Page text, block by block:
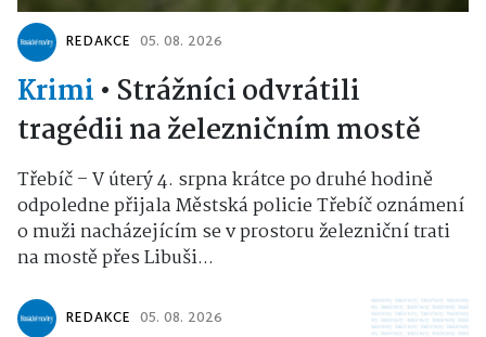
REDAKCE 05. 08. 2026
Krimi • Strážníci odvrátili
tragédii na železničním mostě
Třebíč – V úterý 4. srpna krátce po druhé hodině
odpoledne přijala Městská policie Třebíč oznámení
o muži nacházejícím se v prostoru železniční trati
na mostě přes Libuši...
REDAKCE 05. 08. 2026